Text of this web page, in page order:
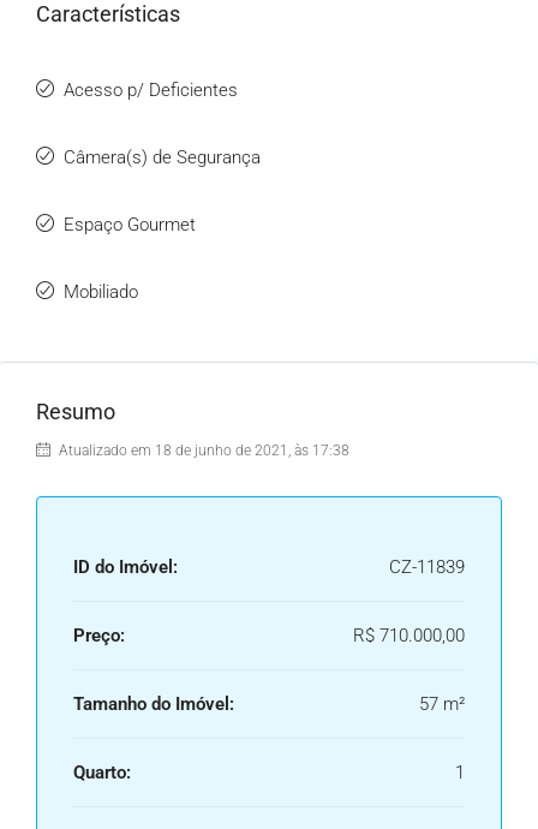
Características
Acesso p/ Deficientes
Câmera(s) de Segurança
Espaço Gourmet
Mobiliado
Resumo
Atualizado em 18 de junho de 2021, às 17:38
ID do Imóvel: CZ-11839
Preço: R$ 710.000,00
Tamanho do Imóvel: 57 m²
Quarto: 1